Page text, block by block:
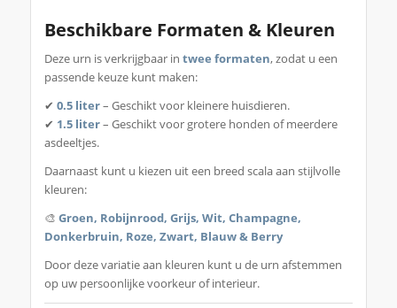
Beschikbare Formaten & Kleuren
Deze urn is verkrijgbaar in twee formaten, zodat u een
passende keuze kunt maken:
✔ 0.5 liter– Geschikt voor kleinere huisdieren.
✔ 1.5 liter– Geschikt voor grotere honden of meerdere
asdeeltjes.
Daarnaast kunt u kiezen uit een breed scala aan stijlvolle
kleuren:
🎨 Groen, Robijnrood, Grijs, Wit, Champagne,
Donkerbruin, Roze, Zwart, Blauw& Berry
Door deze variatie aan kleuren kunt u de urn afstemmen
op uw persoonlijke voorkeur of interieur.